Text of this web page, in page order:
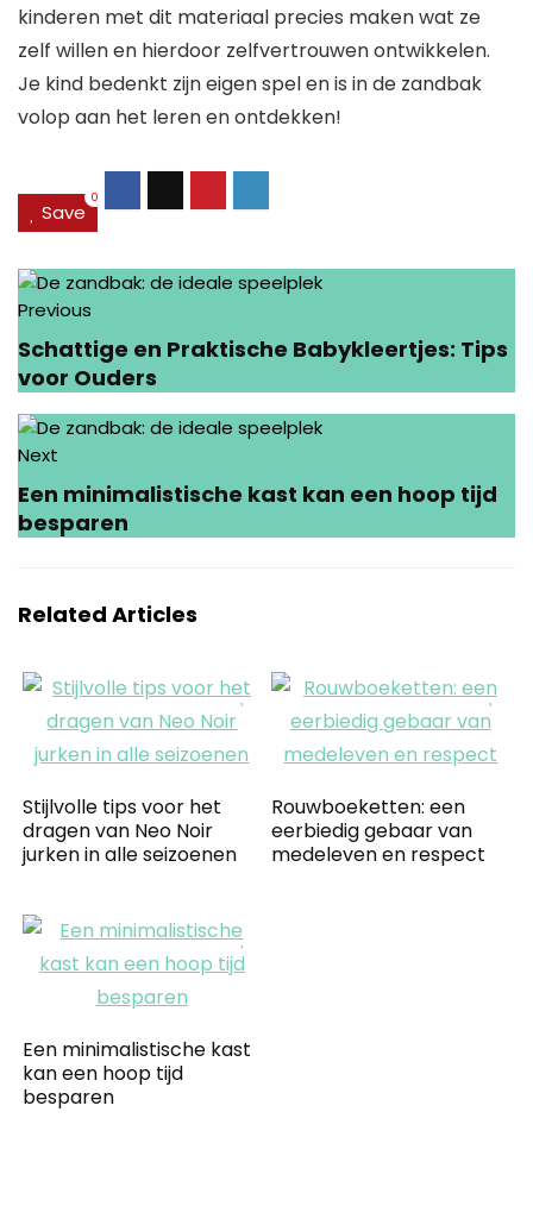
kinderen met dit materiaal precies maken wat ze
zelf willen en hierdoor zelfvertrouwen ontwikkelen.
Je kind bedenkt zijn eigen spel en is in de zandbak
volop aan het leren en ontdekken!
Save
0
Previous
Schattige en Praktische Babykleertjes: Tips
voor Ouders
Next
Een minimalistische kast kan een hoop tijd
besparen
Related Articles
Stijlvolle tips voor het
dragen van Neo Noir
jurken in alle seizoenen
Rouwboeketten: een
eerbiedig gebaar van
medeleven en respect
Een minimalistische kast
kan een hoop tijd
besparen